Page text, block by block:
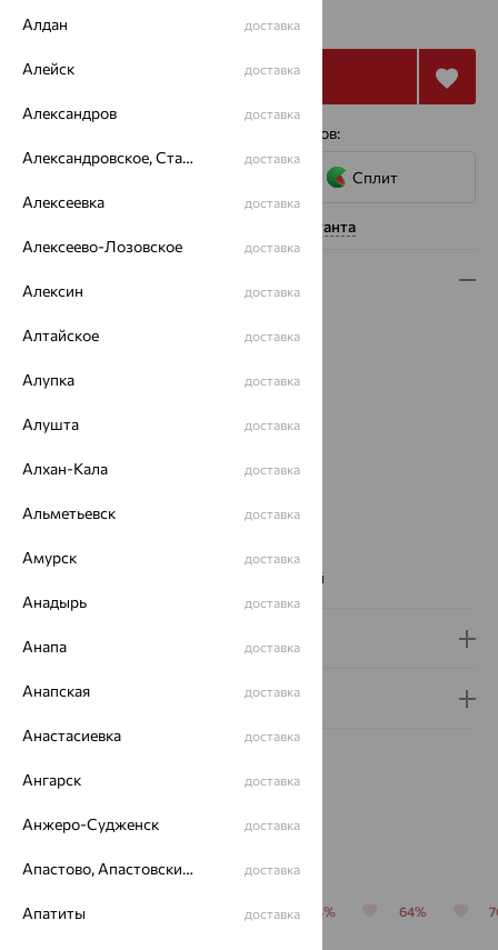
118 675₽
Купить
с помощью сервисов:
Сплит
Нужна помощь консультанта
Вес:4.48 — 5.48
Металл:
Проба:585
Вставка:Фианит
Цвет вставки:
Вес металла:
Бесцветный
Доставка и оплата
Гарантия и возврат
64% 64% 64%
Алдан доставка
Алейск доставка
Александров доставка
Александровское, Ставропольский край доставка
Алексеевка доставка
Алексеево-Лозовское доставка
Алексин доставка
Алтайское доставка
Алупка доставка
Алушта доставка
Алхан-Кала доставка
Альметьевск доставка
Амурск доставка
Анадырь доставка
Анапа доставка
Анапская доставка
Анастасиевка доставка
Ангарск доставка
Анжеро-Судженск доставка
Апастово, Апастовский район доставка
Апатиты доставка